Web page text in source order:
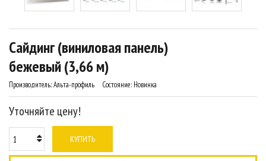
Сайдинг (виниловая панель)
бежевый (3,66 м)
Производитель:Альта-профиль Состояние: Новинка
Уточняйте цену!
КУПИТЬ